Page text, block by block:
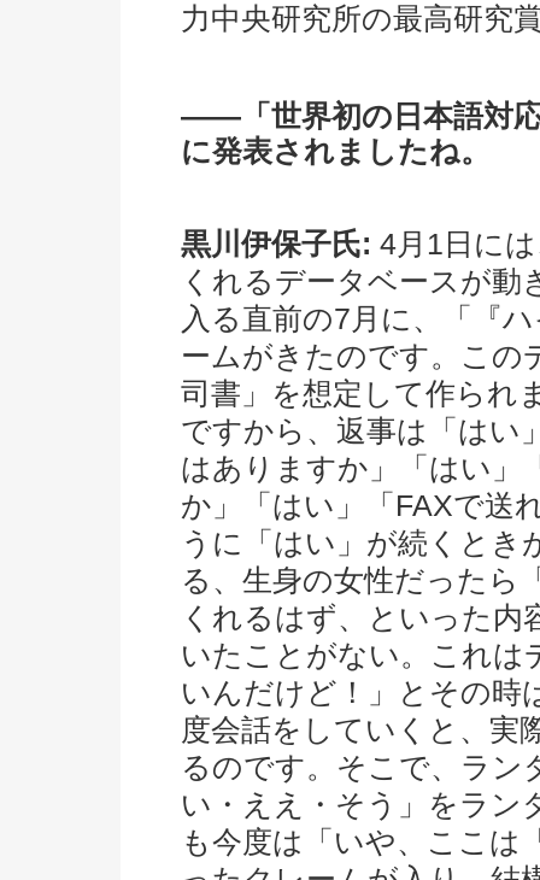
力中央研究所の最高研究
――「世界初の日本語対
に発表されましたね。
黒川伊保子氏: 4月1日に
くれるデータベースが動
入る直前の7月に、「『
ームがきたのです。この
司書」を想定して作られ
ですから、返事は「はい
はありますか」「はい」
か」「はい」「FAXで送
うに「はい」が続くとき
る、生身の女性だったら
くれるはず、といった内
いたことがない。これは
いんだけど！」とその時
度会話をしていくと、実
るのです。そこで、ラン
い・ええ・そう」をラン
も今度は「いや、ここは